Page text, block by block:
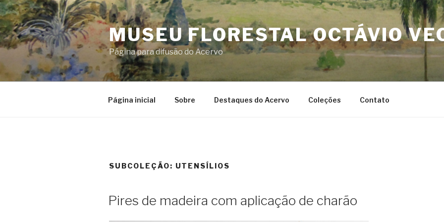
Skip
to
content
MUSEU FLORESTAL OCTÁVIO
Página para difusão do Acervo
Página inicial Sobre Destaques do Acervo Coleções Contato
SUBCOLEÇÃO: UTENSÍLIOS
Pires de madeira com aplicação de charão